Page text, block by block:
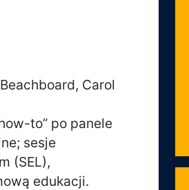
Carol
to” po panele
sesje
(SEL),
edukacji.